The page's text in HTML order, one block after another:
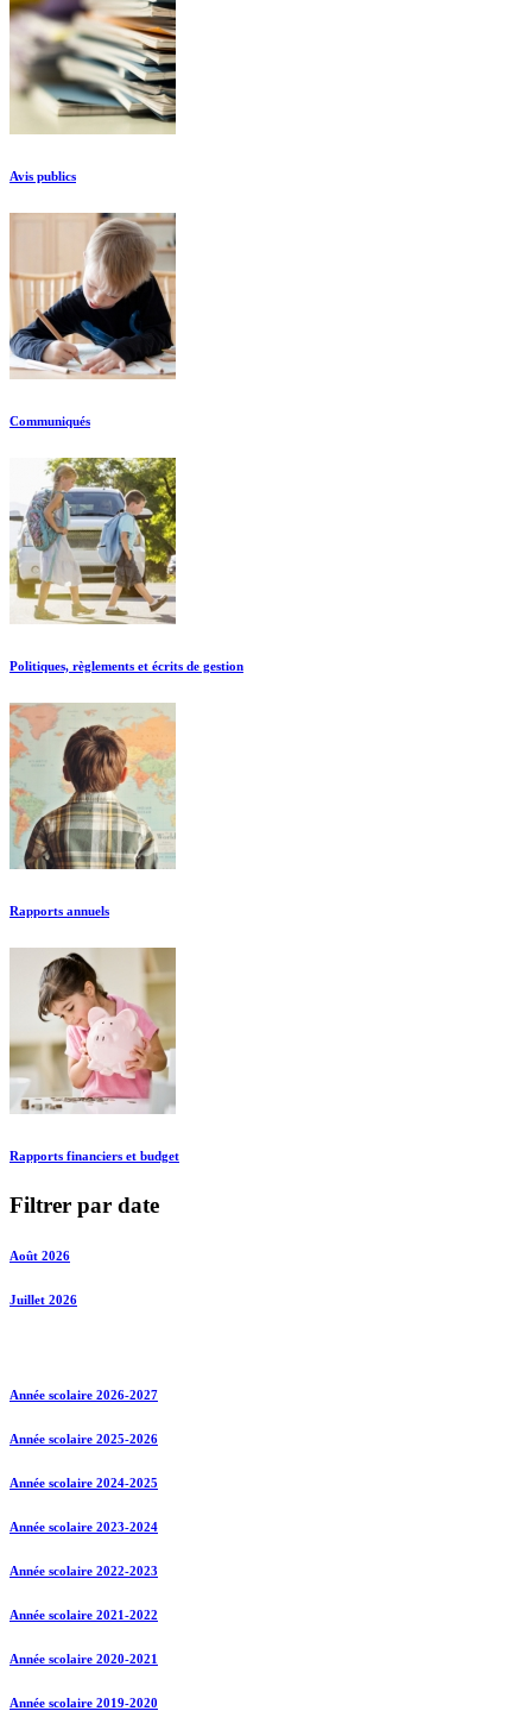
Avis publics
Communiqués
Politiques, règlements et écrits de gestion
Rapports annuels
Rapports financiers et budget
Filtrer par date
Août 2026
Juillet 2026
Année scolaire 2026-2027
Année scolaire 2025-2026
Année scolaire 2024-2025
Année scolaire 2023-2024
Année scolaire 2022-2023
Année scolaire 2021-2022
Année scolaire 2020-2021
Année scolaire 2019-2020